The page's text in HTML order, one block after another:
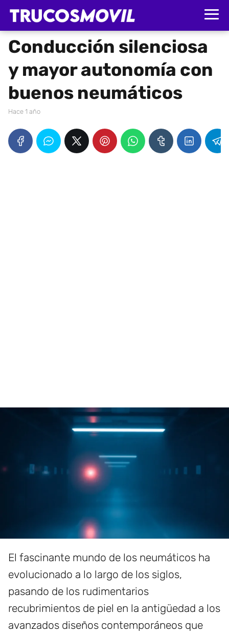
Conducción silenciosa
y mayor autonomía con
buenos neumáticos
hace 1 año
El fascinante mundo de los neumáticos ha
evolucionado a lo largo de los siglos,
pasando de los rudimentarios
recubrimientos de piel en la antigüedad a los
avanzados diseños contemporáneos que